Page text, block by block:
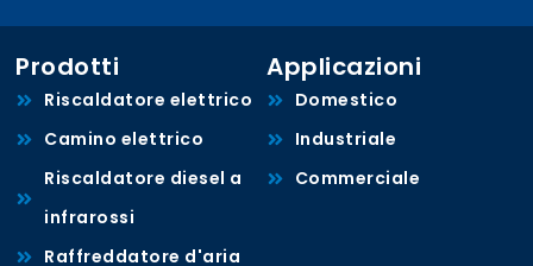
Prodotti
Riscaldatore elettrico
Camino elettrico
Riscaldatore diesel a
infrarossi
Raffreddatore d'aria
Applicazioni
Domestico
Industriale
Commerciale